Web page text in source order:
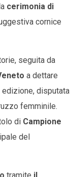
cerimonia di
cornice
seguita da
a dettare
edizione, disputata
femminile.
di Campione
del